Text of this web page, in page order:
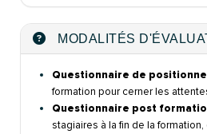
MODALITÉS
Questionnaire de
formation pour cerner les
Questionnaire post
stagiaires à la fin de la